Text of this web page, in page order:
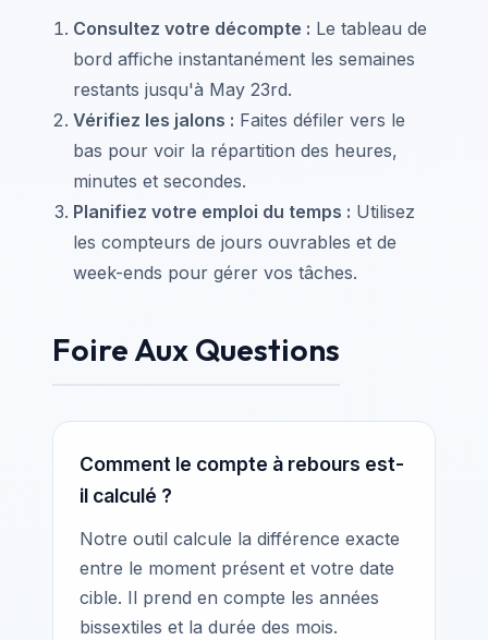
Consultez votre décompte : Le tableau de
bord affiche instantanément les semaines
restants jusqu'à May 23rd.
Vérifiez les jalons : Faites défiler vers le
bas pour voir la répartition des heures,
minutes et secondes.
Planifiez votre emploi du temps : Utilisez
les compteurs de jours ouvrables et de
week-ends pour gérer vos tâches.
Foire Aux Questions
Comment le compte à rebours est-
il calculé ?
Notre outil calcule la différence exacte
entre le moment présent et votre date
cible. Il prend en compte les années
bissextiles et la durée des mois.